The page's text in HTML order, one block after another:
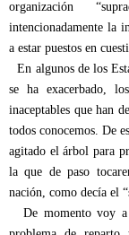
organización
intencionadamente la
a estar puestos en
En algunos de los
se ha exacerbado,
inaceptables que han
todos conocemos. De
agitado el árbol para
la que de paso
nación, como decía el
De momento voy